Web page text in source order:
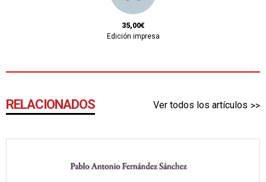
35,00€
Edición impresa
RELACIONADOS Ver todos los artículos